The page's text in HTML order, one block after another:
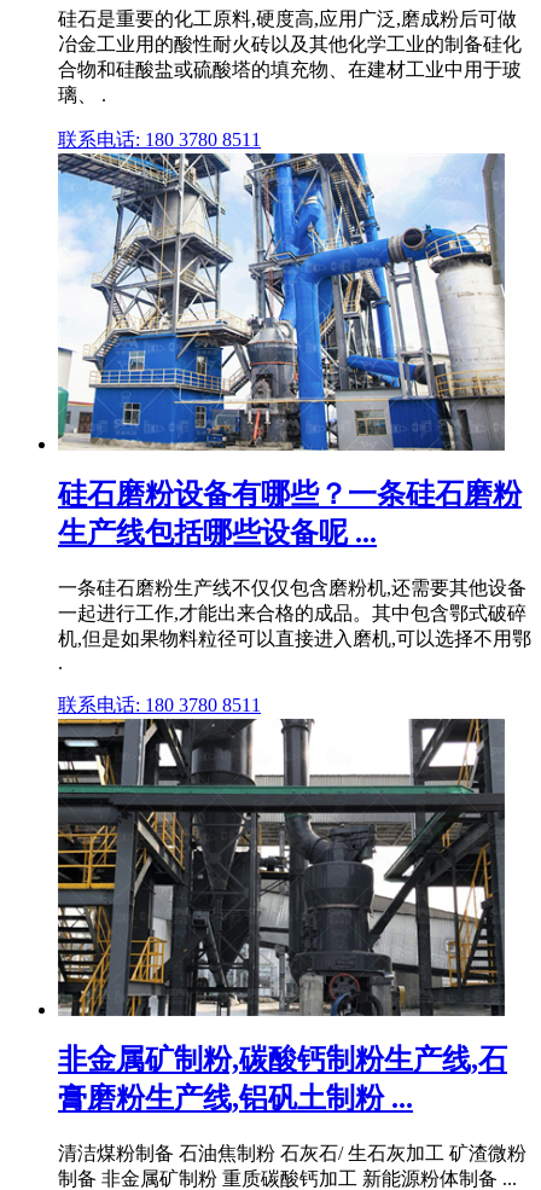
硅石是重要的化工原料,硬度高,应用广泛,磨成粉后可做
冶金工业用的酸性耐火砖以及其他化学工业的制备硅化
合物和硅酸盐或硫酸塔的填充物、在建材工业中用于玻
璃、 .
联系电话: 180 3780 8511
硅石磨粉设备有哪些？一条硅石磨粉
生产线包括哪些设备呢 ...
一条硅石磨粉生产线不仅仅包含磨粉机,还需要其他设备
一起进行工作,才能出来合格的成品。其中包含鄂式破碎
机,但是如果物料粒径可以直接进入磨机,可以选择不用鄂
.
联系电话: 180 3780 8511
非金属矿制粉,碳酸钙制粉生产线,石
膏磨粉生产线,铝矾土制粉 ...
清洁煤粉制备 石油焦制粉 石灰石/ 生石灰加工 矿渣微粉
制备 非金属矿制粉 重质碳酸钙加工 新能源粉体制备 ...